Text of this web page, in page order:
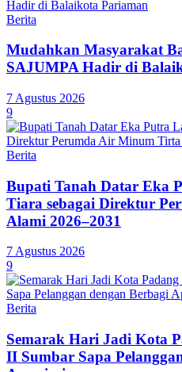
Berita
Mudahkan Masyarakat
SAJUMPA Hadir di
7 Agustus 2026
9
Berita
Bupati Tanah Datar Eka
Tiara sebagai Direktur
Alami 2026–2031
7 Agustus 2026
9
Berita
Semarak Hari Jadi Kota
II Sumbar Sapa